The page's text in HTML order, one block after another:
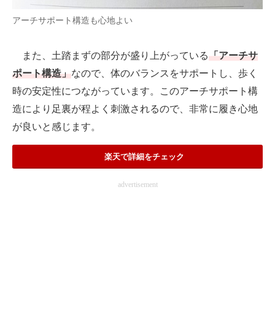
アーチサポート構造も心地よい
また、土踏まずの部分が盛り上がっている「アーチサ
ポート構造」なので、体のバランスをサポートし、歩く
時の安定性につながっています。このアーチサポート構
造により足裏が程よく刺激されるので、非常に履き心地
が良いと感じます。
楽天で詳細をチェック
advertisement